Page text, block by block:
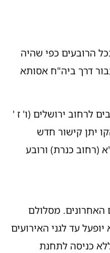
הרובעים כפי שהיה
דרך ביה"ח אסותא
לרחוב ירושלים (ו' ז '
יתן קישור חדש
(רחוב כנרת) ורובע
האחרונים. מסלולם
לרחוב עוזיהו, קו 35א יופעל עד לגני האירועים
כניסה לתחנת